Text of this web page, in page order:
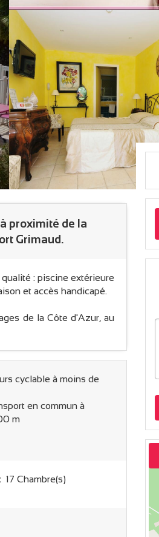
proximité de la
Grimaud.
: piscine extérieure
et accès handicapé.
de la Côte d'Azur, au
cyclable à moins de
en commun à
m
17 Chambre(s)